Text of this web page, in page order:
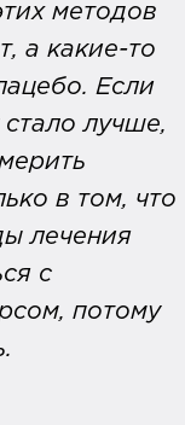
методов
а какие-то
Если
лучше,
в том, что
лечения
с
потому